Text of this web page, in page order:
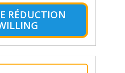
RÉDUCTION